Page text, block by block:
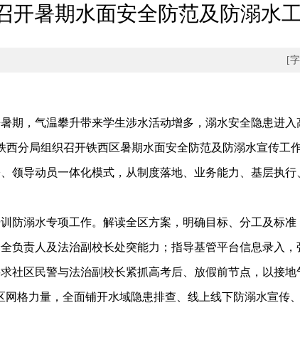
开暑期水面安全防范及防溺水
[
，气温攀升带来学生涉水活动增多，溺水安全隐患进入
分局组织召开铁西区暑期水面安全防范及防溺水宣传工
导动员一体化模式，从制度落地、业务能力、基层执行
溺水专项工作。解读全区方案，明确目标、分工及标准
负责人及法治副校长处突能力；指导基管平台信息录入
社区民警与法治副校长紧抓高考后、放假前节点，以接
格力量，全面铺开水域隐患排查、线上线下防溺水宣传